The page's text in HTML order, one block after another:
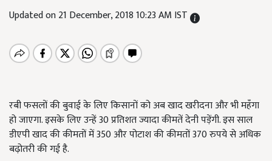
Updated on 21 December, 2018 10:23 AM IST
रबी फसलों की बुवाई के लिए किसानों को अब खाद खरीदना और भी महँगा
हो जाएगा. इसके लिए उन्हें 30 प्रतिशत ज्यादा कीमतें देनी पड़ेंगी. इस साल
डीएपी खाद की कीमतों में 350 और पोटाश की कीमतों 370 रुपये से अधिक
बढ़ोतरी की गई है.